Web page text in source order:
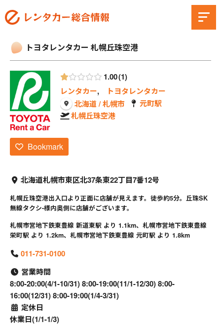
トヨタレンタカー 札幌丘珠空港
1.00 1
レンタカー,
トヨタレンタカー
北海道 / 札幌市
元町駅
札幌丘珠空港
Bookmark
北海道札幌市東区北37条東22丁目7番12号
札幌丘珠空港出入口より正面に店舗が見えます。徒歩約5分。丘珠SK
無線タクシ-様内奥側に店舗がございます。
札幌市営地下鉄東豊線 新道東駅 より 1.1km、札幌市営地下鉄東豊線
栄町駅 より 1.2km、札幌市営地下鉄東豊線 元町駅 より 1.8km
011-731-0100
営業時間
8:00-20:00(4/1-10/31) 8:00-19:00(11/1-12/30) 8:00-
16:00(12/31) 8:00-19:00(1/4-3/31)
定休日
休業日(1/1-1/3)